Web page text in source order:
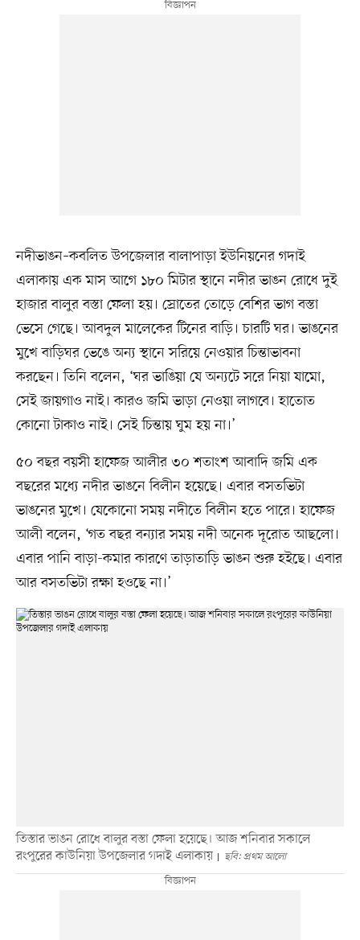
নদীভাঙন–কবলিত উপজেলার বালাপাড়া ইউনিয়নের গদাই
এলাকায় এক মাস আগে ১৮০ মিটার স্থানে নদীর ভাঙন রোধে দুই
হাজার বালুর বস্তা ফেলা হয়। স্রোতের তোড়ে বেশির ভাগ বস্তা
ভেসে গেছে। আবদুল মালেকের টিনের বাড়ি। চারটি ঘর। ভাঙনের
মুখে বাড়িঘর ভেঙে অন্য স্থানে সরিয়ে নেওয়ার চিন্তাভাবনা
করছেন। তিনি বলেন, ‘ঘর ভাঙিয়া যে অন্যটে সরে নিয়া যামো,
সেই জায়গাও নাই। কারও জমি ভাড়া নেওয়া লাগবে। হাতোত
কোনো টাকাও নাই। সেই চিন্তায় ঘুম হয় না।’
৫০ বছর বয়সী হাফেজ আলীর ৩০ শতাংশ আবাদি জমি এক
বছরের মধ্যে নদীর ভাঙনে বিলীন হয়েছে। এবার বসতভিটা
ভাঙনের মুখে। যেকোনো সময় নদীতে বিলীন হতে পারে। হাফেজ
আলী বলেন, ‘গত বছর বন্যার সময় নদী অনেক দূরোত আছলো।
এবার পানি বাড়া-কমার কারণে তাড়াতাড়ি ভাঙন শুরু হইছে। এবার
আর বসতভিটা রক্ষা হওছে না।’
তিস্তার ভাঙন রোধে বালুর বস্তা ফেলা হয়েছে। আজ শনিবার সকালে
রংপুরের কাউনিয়া উপজেলার গদাই এলাকায়
ছবি: প্রথম আলো